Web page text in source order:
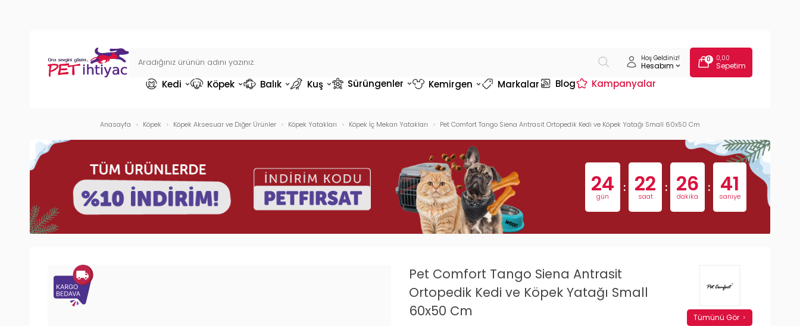
Hoş Geldiniz!
Hesabım
0 0,00
Sepetim
Kedi Köpek Balık Kuş Sürüngenler Kemirgen Markalar Blog Kampanyalar
Anasayfa Köpek Köpek Aksesuar ve Diğer Ürünler Köpek Yatakları Köpek İç Mekan Yatakları Pet Comfort Tango Siena Antrasit Ortopedik Kedi ve Köpek Yatağı Small 60x50 Cm
24
gün 22
saat 26
dakika 40
saniye
Pet Comfort Tango Siena Antrasit
Ortopedik Kedi ve Köpek Yatağı Small
60x50 Cm
Tümünü Gör